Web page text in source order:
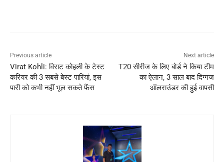
Previous article
Virat Kohli: विराट कोहली के टेस्ट
करियर की 3 सबसे बेस्ट पारियां, इस
पारी को कभी नहीं भूल सकते फैंस
Next article
T20 सीरीज के लिए बोर्ड ने किया टीम
का ऐलान, 3 साल बाद दिग्गज
ऑलराउंडर की हुई वापसी